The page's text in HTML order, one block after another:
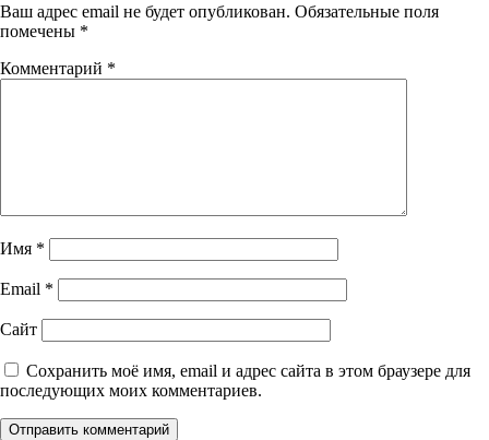
Ваш адрес email не будет опубликован. Обязательные поля
помечены *
Комментарий *
Имя *
Email *
Сайт
Сохранить моё имя, email и адрес сайта в этом браузере для
последующих моих комментариев.